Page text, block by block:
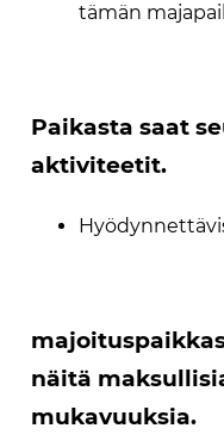
tämän
Paikasta saat
aktiviteetit.
näitä
mukavuuksia.